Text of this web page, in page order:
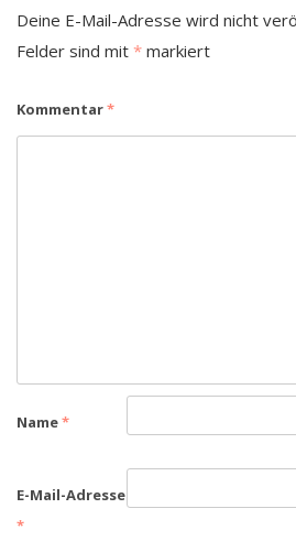
Deine E-Mail-Adresse wird nicht
Felder sind mit * markiert
Kommentar*
Name*
E-Mail-Adresse
*